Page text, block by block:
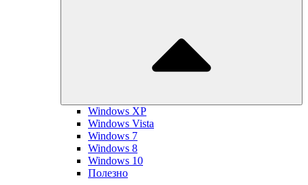
Windows XP
Windows Vista
Windows 7
Windows 8
Windows 10
Полезно